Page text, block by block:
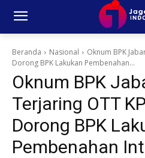
Beranda Nasional
Oknum BPK
Dorong BPK Lakukan Pembenahan...
Oknum BPK
Terjaring OTT
Dorong BPK
Pembenahan